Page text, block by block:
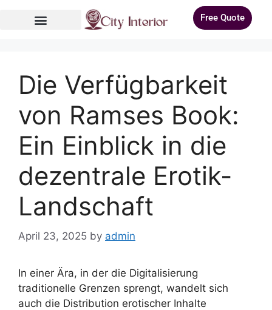
Free Quote
Die Verfügbarkeit
von Ramses Book:
Ein Einblick in die
dezentrale Erotik-
Landschaft
April 23, 2025 by admin
In einer Ära, in der die Digitalisierung
traditionelle Grenzen sprengt, wandelt sich
auch die Distribution erotischer Inhalte